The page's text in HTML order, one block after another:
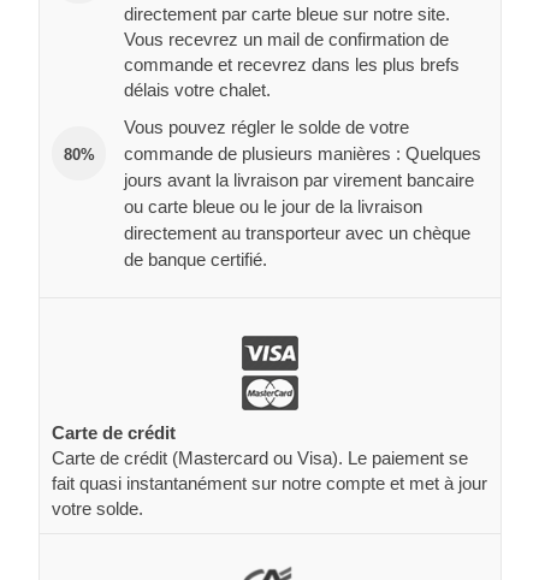
directement par carte bleue sur notre site.
Vous recevrez un mail de confirmation de
commande et recevrez dans les plus brefs
délais votre chalet.
80%
Vous pouvez régler le solde de votre
commande de plusieurs manières : Quelques
jours avant la livraison par virement bancaire
ou carte bleue ou le jour de la livraison
directement au transporteur avec un chèque
de banque certifié.
Carte de crédit
Carte de crédit (Mastercard ou Visa). Le paiement se
fait quasi instantanément sur notre compte et met à jour
votre solde.